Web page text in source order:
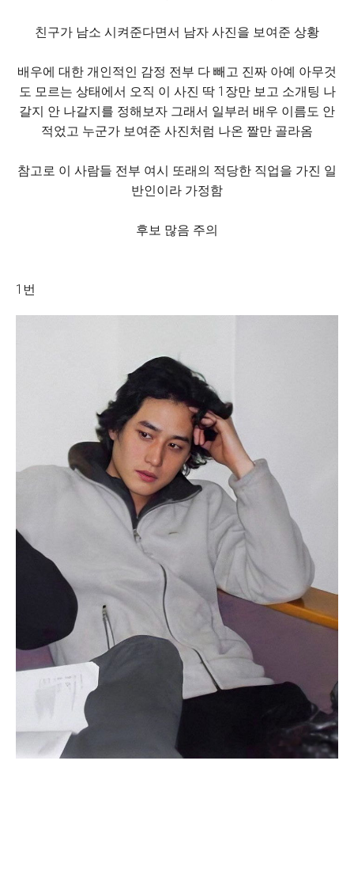
친구가 남소 시켜준다면서 남자 사진을 보여준 상황
배우에 대한 개인적인 감정 전부 다 빼고 진짜 아예 아무것
도 모르는 상태에서 오직 이 사진 딱 1장만 보고 소개팅 나
갈지 안 나갈지를 정해보자 그래서 일부러 배우 이름도 안
적었고 누군가 보여준 사진처럼 나온 짤만 골라옴
참고로 이 사람들 전부 여시 또래의 적당한 직업을 가진 일
반인이라 가정함
후보 많음 주의
1번